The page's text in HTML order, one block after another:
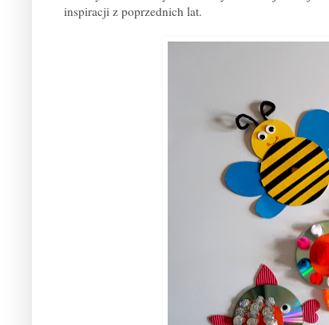
inspiracji z poprzednich lat.